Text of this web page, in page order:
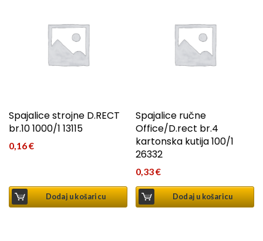
Spajalice strojne D.RECT
br.10 1000/1 13115
0,16€
Dodaj u košaricu
Spajalice ručne
Office/D.rect br.4
kartonska kutija 100/1
26332
0,33€
Dodaj u košaricu